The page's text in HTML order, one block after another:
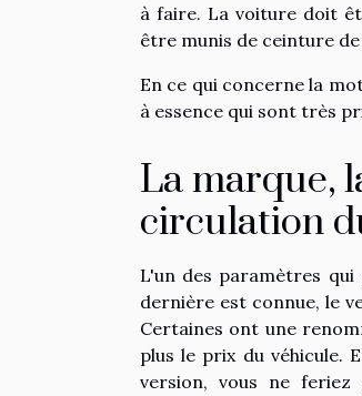
à faire. La voiture doit
être munis de ceinture
En ce qui concerne la
à essence qui sont très
La marque,
circulation
L'un des paramètres
dernière est connue, le
Certaines ont une
plus le prix du véhicule.
version, vous ne feriez